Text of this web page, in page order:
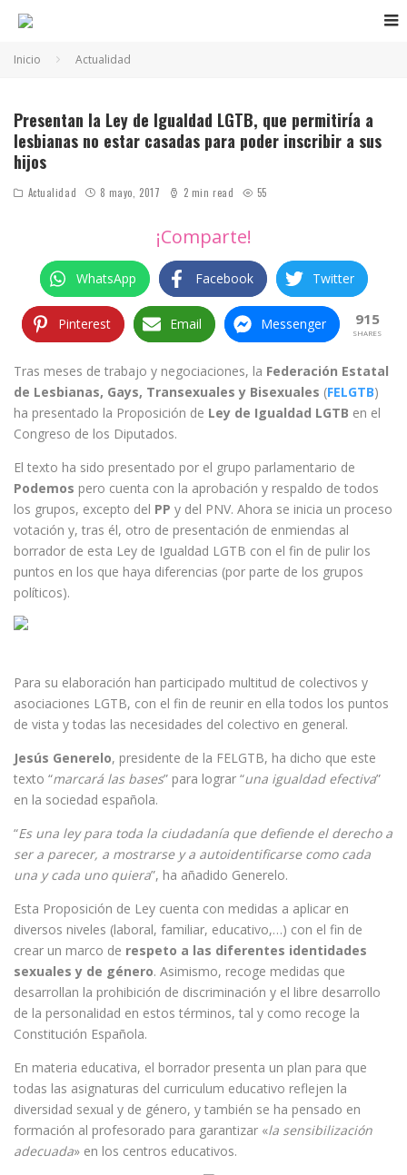
Inicio Actualidad
Presentan la Ley de Igualdad LGTB, que permitiría a
lesbianas no estar casadas para poder inscribir a sus
hijos
Actualidad 8 mayo, 2017 2 min read 55
¡Comparte!
WhatsApp Facebook Twitter
Pinterest Email Messenger 915
SHARES
Tras meses de trabajo y negociaciones, la Federación Estatal
de Lesbianas, Gays, Transexuales y Bisexuales (FELGTB)
ha presentado la Proposición de Ley de Igualdad LGTB en el
Congreso de los Diputados.
El texto ha sido presentado por el grupo parlamentario de
Podemos pero cuenta con la aprobación y respaldo de todos
los grupos, excepto del PP y del PNV. Ahora se inicia un proceso
votación y, tras él, otro de presentación de enmiendas al
borrador de esta Ley de Igualdad LGTB con el fin de pulir los
puntos en los que haya diferencias (por parte de los grupos
políticos).
Para su elaboración han participado multitud de colectivos y
asociaciones LGTB, con el fin de reunir en ella todos los puntos
de vista y todas las necesidades del colectivo en general.
Jesús Generelo, presidente de la FELGTB, ha dicho que este
texto “marcará las bases” para lograr “una igualdad efectiva”
en la sociedad española.
“Es una ley para toda la ciudadanía que defiende el derecho a
ser a parecer, a mostrarse y a autoidentificarse como cada
una y cada uno quiera”, ha añadido Generelo.
Esta Proposición de Ley cuenta con medidas a aplicar en
diversos niveles (laboral, familiar, educativo,…) con el fin de
crear un marco de respeto a las diferentes identidades
sexuales y de género. Asimismo, recoge medidas que
desarrollan la prohibición de discriminación y el libre desarrollo
de la personalidad en estos términos, tal y como recoge la
Constitución Española.
En materia educativa, el borrador presenta un plan para que
todas las asignaturas del curriculum educativo reflejen la
diversidad sexual y de género, y también se ha pensado en
formación al profesorado para garantizar «la sensibilización
adecuada» en los centros educativos.